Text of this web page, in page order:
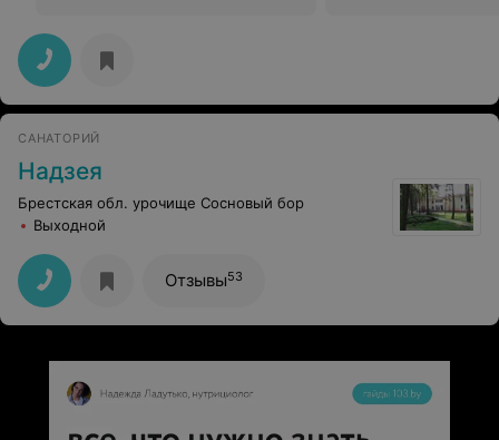
САНАТОРИЙ
Надзея
Брестская обл. урочище Сосновый бор
Выходной
Отзывы53